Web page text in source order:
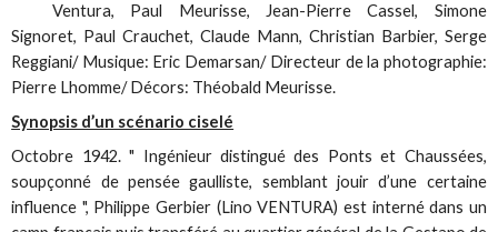
Ventura, Paul Meurisse, Jean-Pierre Cassel, Simone
Signoret, Paul Crauchet, Claude Mann, Christian Barbier, Serge
Reggiani/ Musique: Eric Demarsan/ Directeur de la photographie:
Pierre Lhomme/ Décors: Théobald Meurisse.
Synopsis d’un scénario ciselé
Octobre 1942. " Ingénieur distingué des Ponts et Chaussées,
soupçonné de pensée gaulliste, semblant jouir d’une certaine
influence ", Philippe Gerbier (Lino VENTURA) est interné dans un